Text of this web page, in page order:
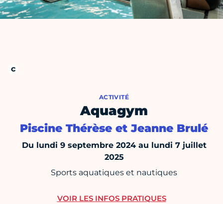
ACTIVITÉ
Aquagym
Piscine Thérèse et Jeanne Brulé
Du lundi 9 septembre 2024 au lundi 7 juillet
2025
Sports aquatiques et nautiques
VOIR LES INFOS PRATIQUES